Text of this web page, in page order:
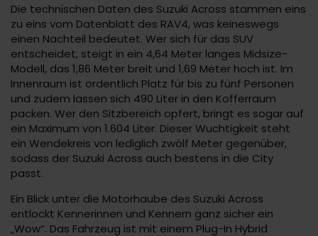
Die technischen Daten des Suzuki Across stammen eins
zu eins vom Datenblatt des RAV4, was keineswegs
einen Nachteil bedeutet. Wer sich für das SUV
entscheidet, steigt in ein 4,64 Meter langes Midsize-
Modell, das 1,86 Meter breit und 1,69 Meter hoch ist. Im
Innenraum ist ordentlich Platz für bis zu fünf Personen
und zudem lassen sich 490 Liter in den Kofferraum
packen. Wer den Sitzbereich opfert, bringt es sogar auf
ein Maximum von 1.604 Liter. Dieser Wuchtigkeit steht
ein Wendekreis von lediglich zwölf Meter gegenüber,
sodass der Suzuki Across auch bestens in die City
passt.
Ein Blick unter die Motorhaube des Suzuki Across
entlockt Kennerinnen und Kennern ganz sicher ein
„Wow“. Das Fahrzeug ist mit einem Plug-In Hybrid